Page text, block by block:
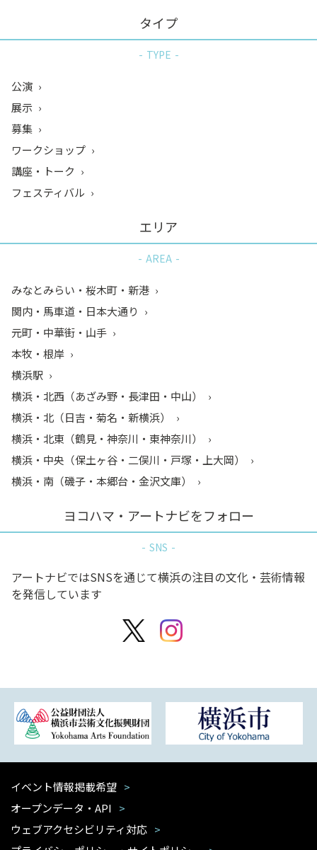
タイプ
TYPE
公演
展示
募集
ワークショップ
講座・トーク
フェスティバル
エリア
AREA
みなとみらい・桜木町・新港
関内・馬車道・日本大通り
元町・中華街・山手
本牧・根岸
横浜駅
横浜・北西（あざみ野・長津田・中山）
横浜・北（日吉・菊名・新横浜）
横浜・北東（鶴見・神奈川・東神奈川）
横浜・中央（保土ヶ谷・二俣川・戸塚・上大岡）
横浜・南（磯子・本郷台・金沢文庫）
ヨコハマ・アートナビをフォロー
SNS
アートナビではSNSを通じて横浜の注目の文化・芸術情報
を発信しています
イベント情報掲載希望
オープンデータ・API
ウェブアクセシビリティ対応